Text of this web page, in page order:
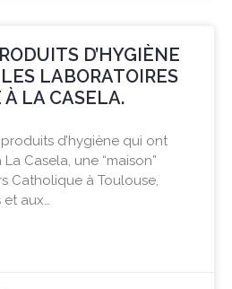
D’HYGIÈNE
LABORATOIRES
À LA CASELA.
d’hygiène qui ont
Casela, une “maison”
Catholique à Toulouse,
aux…